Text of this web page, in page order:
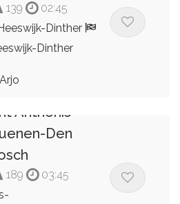
139
02:45
Dinther
Dinther
Arjo
Bosch-
Anthonis-
Den
189
03:45